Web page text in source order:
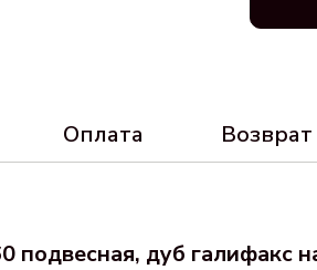
Оплата Возврат
подвесная, дуб галифакс